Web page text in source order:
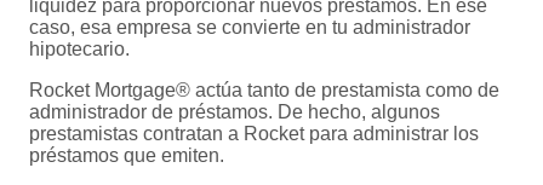
liquidez para proporcionar nuevos préstamos. En ese
caso, esa empresa se convierte en tu administrador
hipotecario.
Rocket Mortgage® actúa tanto de prestamista como de
administrador de préstamos. De hecho, algunos
prestamistas contratan a Rocket para administrar los
préstamos que emiten.